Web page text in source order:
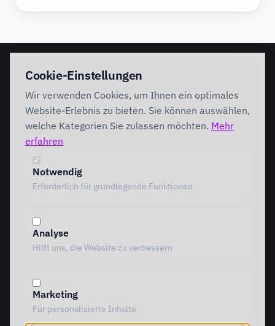
Discovery Workshop
Förderung
INTERVENTION
AI Intervention
AI Governance
Foundation
Performing
Branchenlösungen
Special Governance
AI Canvas
TRIARDIS-Methode
KI-Werkstatt
KI-Glossar
Cookie-Einstellungen
Wir verwenden Cookies, um Ihnen ein optimales
Website-Erlebnis zu bieten. Sie können auswählen,
welche Kategorien Sie zulassen möchten. Mehr
erfahren
Notwendig
Erforderlich für grundlegende Funktionen
Analyse
Hilft uns, die Website zu verbessern
Marketing
Für personalisierte Inhalte